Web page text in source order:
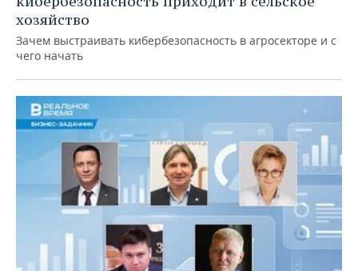
хозяйство
Зачем выстраивать кибербезопасность в агросекторе и с
чего начать